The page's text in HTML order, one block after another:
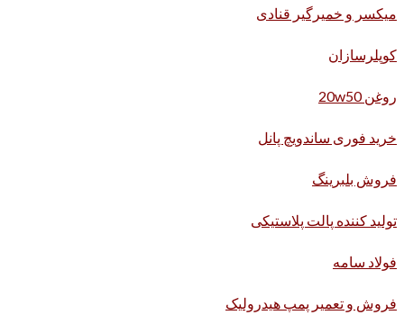
میکسر و خمیرگیر قنادی
کوپلرسازان
روغن 20w50
خرید فوری ساندویچ پانل
فروش بلبرینگ
تولید کننده پالت پلاستیکی
فولاد سامه
فروش و تعمیر پمپ هیدرولیک